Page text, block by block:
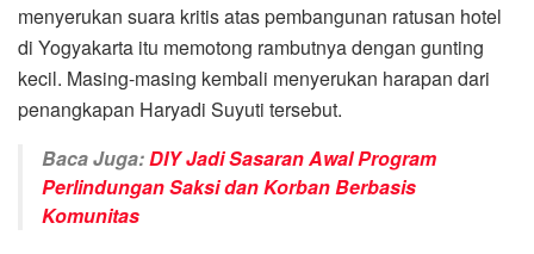
menyerukan suara kritis atas pembangunan ratusan hotel
di Yogyakarta itu memotong rambutnya dengan gunting
kecil. Masing-masing kembali menyerukan harapan dari
penangkapan Haryadi Suyuti tersebut.
Baca Juga:DIY Jadi Sasaran Awal Program
Perlindungan Saksi dan Korban Berbasis
Komunitas